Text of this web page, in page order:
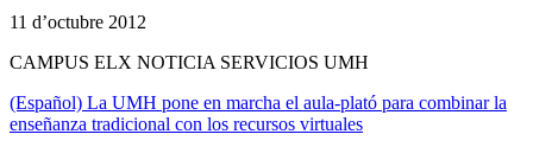
11 d’octubre 2012
CAMPUS ELX NOTICIA SERVICIOS UMH
(Español) La UMH pone en marcha el aula-plató para combinar la
enseñanza tradicional con los recursos virtuales